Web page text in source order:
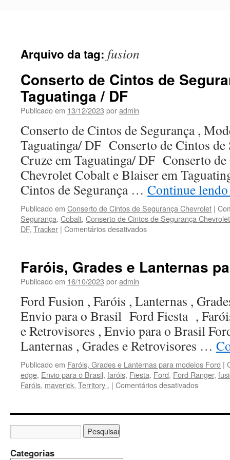
Arquivo da tag: fusion
Conserto de Cintos de
Taguatinga / DF
Publicado em 13/12/2023 poradmin
Conserto de Cintos de Segurança ,
Taguatinga/ DF Conserto de Cintos de
Cruze em Taguatinga/ DF Conserto de
Chevrolet Cobalt e Blaiser em
Cintos de Segurança … Continue
Publicado em Conserto de Cintos de Segurança Chevrolet |
Segurança, Cobalt, Conserto de Cintos de Segurança Chevrolet
DF, Tracker | Comentários desativados
de
em
Taguatinga
/
DF
Faróis, Grades e Lanternas
Publicado em 16/10/2023 poradmin
Ford Fusion , Faróis , Lanternas ,
Envio para o Brasil Ford Fiesta ,
e Retrovisores , Envio para o Brasil
Lanternas , Grades e Retrovisores …
Publicado em Faróis, Grades e Lanternas para modelos Ford |
edge, Envio para o Brasil, faróis, Fiesta, Ford, Ford Ranger,
Faróis, maverick, Territory . | Comentários desativados
e
Categorias